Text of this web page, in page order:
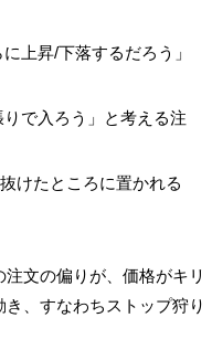
上昇/下落するだろう」
で入ろう」と考える注
けたところに置かれる
文の偏りが、価格がキリ
、すなわちストップ狩り